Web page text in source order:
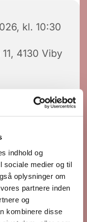
indhold og
sociale medier og til
oplysninger om
partnere inden
og
kombinere disse
kl. 10:30
4130 Viby